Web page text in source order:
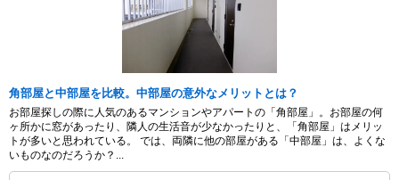
角部屋と中部屋を比較。中部屋の意外なメリットとは？
お部屋探しの際に人気のあるマンションやアパートの「角部屋」。お部屋の何
ヶ所かに窓があったり、隣人の生活音が少なかったりと、「角部屋」はメリッ
トが多いと思われている。 では、両隣に他の部屋がある「中部屋」は、よくな
いものなのだろうか？...